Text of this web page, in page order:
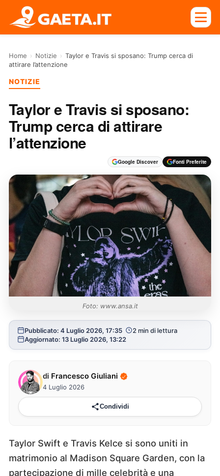
Home › Notizie › Taylor e Travis si sposano: Trump cerca di
attirare l’attenzione
NOTIZIE
Taylor e Travis si sposano:
Trump cerca di attirare
l’attenzione
Google Discover Fonti Preferite
Foto: www.ansa.it
Pubblicato: 4 Luglio 2026, 17:35
2 min di lettura
Aggiornato: 13 Luglio 2026, 13:22
di Francesco Giuliani
4 Luglio 2026
Condividi
Taylor Swift e Travis Kelce si sono uniti in
matrimonio al Madison Square Garden, con la
partecipazione di mille celebrità e una